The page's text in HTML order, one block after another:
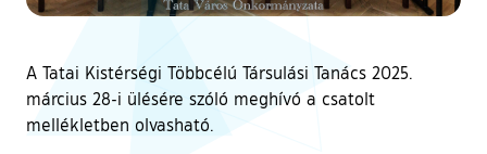
A Tatai Kistérségi Többcélú Társulási Tanács 2025.
március 28-i ülésére szóló meghívó a csatolt
mellékletben olvasható.